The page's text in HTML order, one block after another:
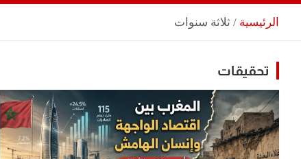
الرئيسية ثلاثة سنوات
تحقيقات